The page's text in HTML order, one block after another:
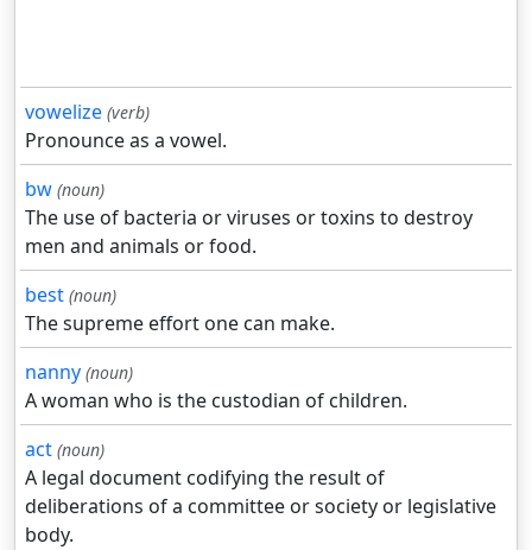
vowelize (verb)
Pronounce as a vowel.
bw (noun)
The use of bacteria or viruses or toxins to destroy
men and animals or food.
best (noun)
The supreme effort one can make.
nanny (noun)
A woman who is the custodian of children.
act (noun)
A legal document codifying the result of
deliberations of a committee or society or legislative
body.